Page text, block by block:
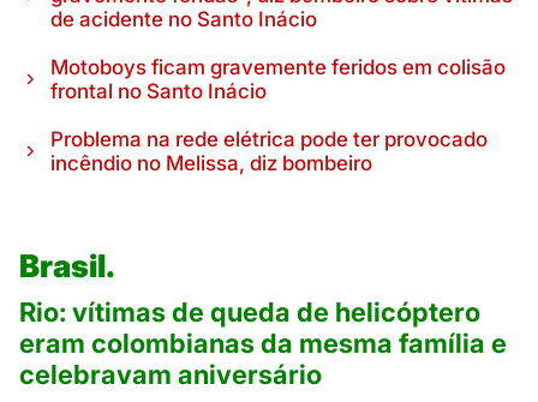
de acidente no Santo Inácio
Motoboys ficam gravemente feridos em colisão
frontal no Santo Inácio
Problema na rede elétrica pode ter provocado
incêndio no Melissa, diz bombeiro
Brasil.
Rio: vítimas de queda de helicóptero
eram colombianas da mesma família e
celebravam aniversário